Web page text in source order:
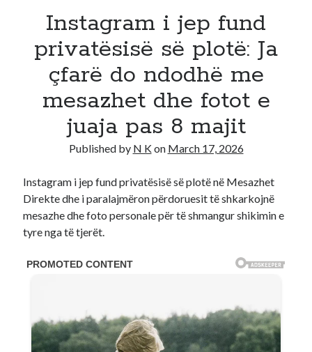
Recent Comments
No comments to show.
Instagram i jep fund
privatësisë së plotë: Ja
çfarë do ndodhë me
mesazhet dhe fotot e
juaja pas 8 majit
Published by N Kon March 17, 2026
Instagram i jep fund privatësisë së plotë në Mesazhet
Direkte dhe i paralajmëron përdoruesit të shkarkojnë
mesazhe dhe foto personale për të shmangur shikimin e
tyre nga të tjerët.